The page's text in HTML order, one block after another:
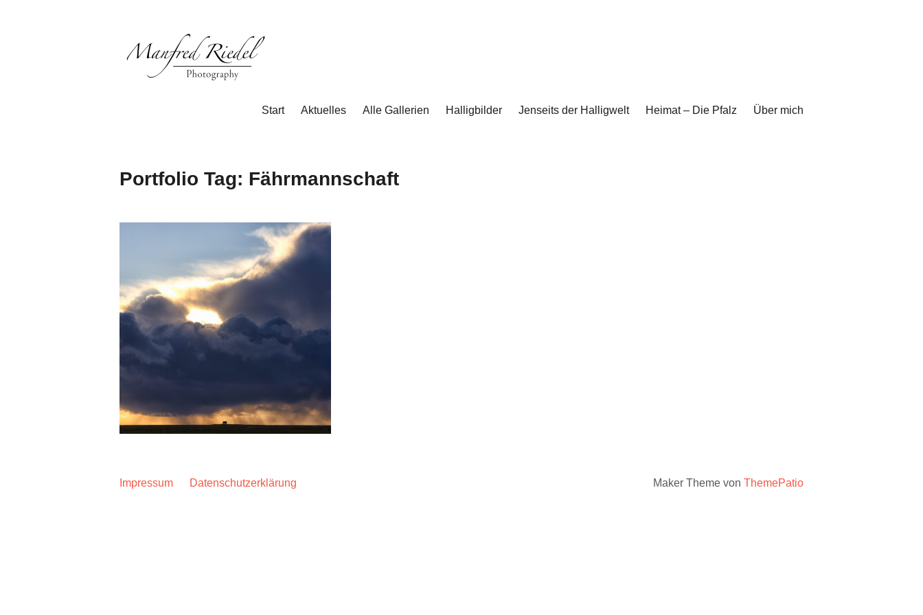
springen
Start Aktuelles Alle Gallerien Halligbilder Jenseits der Halligwelt Heimat – Die Pfalz Über mich
Portfolio Tag: Fährmannschaft
Impressum Datenschutzerklärung Maker Theme von ThemePatio